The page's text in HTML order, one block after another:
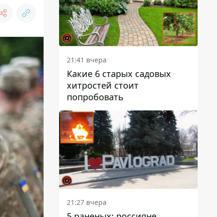
21:41 вчера
Какие 6 старых садовых
хитростей стоит
попробовать
21:27 вчера